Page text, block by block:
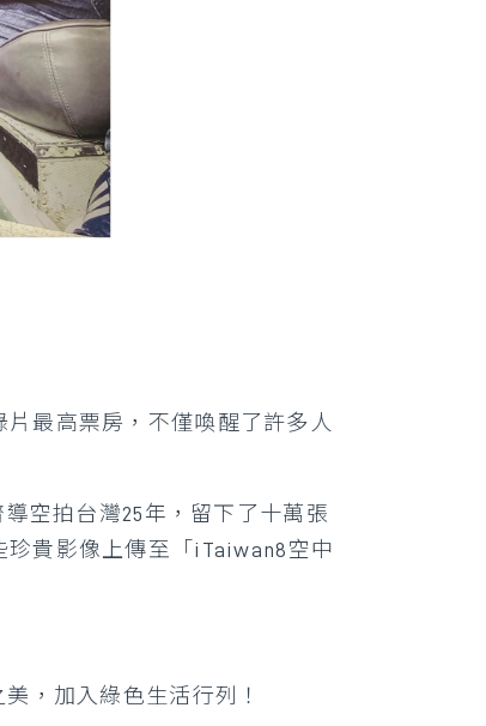
片最高票房，不僅喚醒了許多人
空拍台灣25年，留下了十萬張
貴影像上傳至「iTaiwan8空中
，加入綠色生活行列！